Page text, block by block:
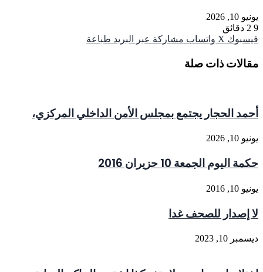
يونيو 10, 2026
9 2 دقائق
فيسبوك ‫X واتساب مشاركة عبر البريد طباعة
مقالات ذات صلة
أحمد الحجار يجتمع بمجلس الأمن الداخلي المركزي،
يونيو 10, 2026
حكمة اليوم الجمعة 10 حزيران 2016
يونيو 10, 2016
لا إصدار للصحف غدا
ديسمبر 10, 2023